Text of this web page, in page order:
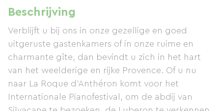
Beschrijving
Verblijft u bij ons in onze gezellige en goed
uitgeruste gastenkamers of in onze ruime en
charmante gîte, dan bevindt u zich in het hart
van het weelderige en rijke Provence. Of u nu
naar La Roque d'Anthéron komt voor het
Internationale Pianofestival, om de abdij van